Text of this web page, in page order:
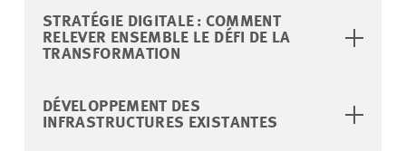
STRATÉGIE DIGITALE : COMMENT
RELEVER ENSEMBLE LE DÉFI DE LA
TRANSFORMATION
DÉVELOPPEMENT DES
INFRASTRUCTURES EXISTANTES